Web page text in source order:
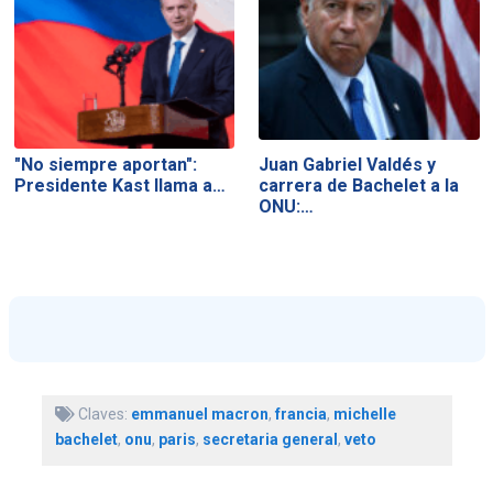
"No siempre aportan":
Presidente Kast llama a…
Juan Gabriel Valdés y
carrera de Bachelet a la
ONU:…
Claves: emmanuel macron,francia, michelle
bachelet, onu, paris, secretaria general , veto